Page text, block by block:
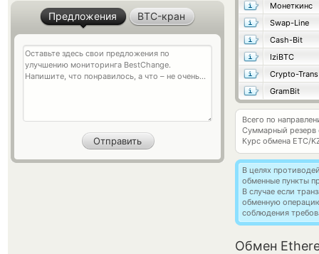
Монеткинс
Swap-Line
Cash-Bit
IziBTC
Crypto-Trans
GramBit
Всего по
Суммарный резерв
Курс обмена ETC/
В целях
обменные пункты
В случае если
обменную
соблюдения
Обмен
Предложения BTC-кран